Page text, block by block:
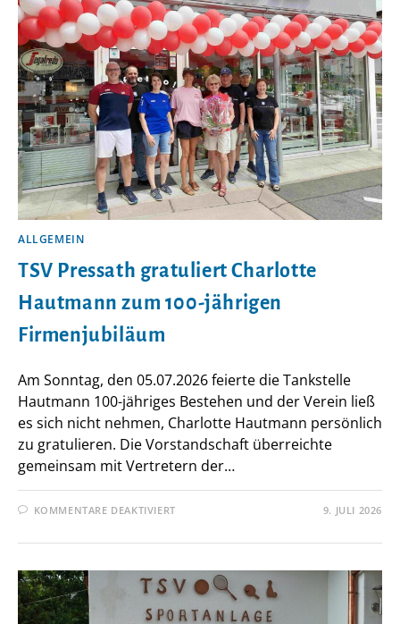
ALLGEMEIN
TSV Pressath gratuliert Charlotte
Hautmann zum 100-jährigen
Firmenjubiläum
Am Sonntag, den 05.07.2026 feierte die Tankstelle
Hautmann 100-jähriges Bestehen und der Verein ließ
es sich nicht nehmen, Charlotte Hautmann persönlich
zu gratulieren. Die Vorstandschaft überreichte
gemeinsam mit Vertretern der…
KOMMENTARE DEAKTIVIERTFÜR
GRATULIERT
HAUTMANN
ZUM
100-
JÄHRIGEN
FIRMENJUBILÄUM
9. JULI 2026